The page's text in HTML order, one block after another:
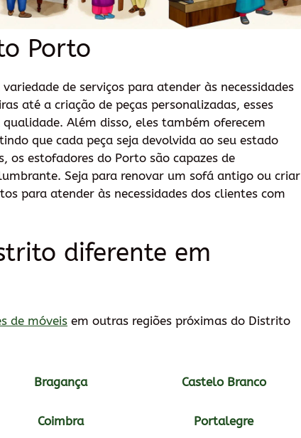
Porto
de serviços para atender às necessidades
até a criação de peças personalizadas, esses
Além disso, eles também oferecem
que cada peça seja devolvida ao seu estado
os estofadores do Porto são capazes de
Seja para renovar um sofá antigo ou criar
para atender às necessidades dos clientes com
diferente em
de móveis em outras regiões próximas do Distrito
Bragança Castelo Branco
Coimbra Portalegre